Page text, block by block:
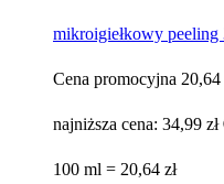
mikroigiełkowy peeling
Cena promocyjna 20,64
najniższa cena: 34,99 zł
100 ml = 20,64 zł